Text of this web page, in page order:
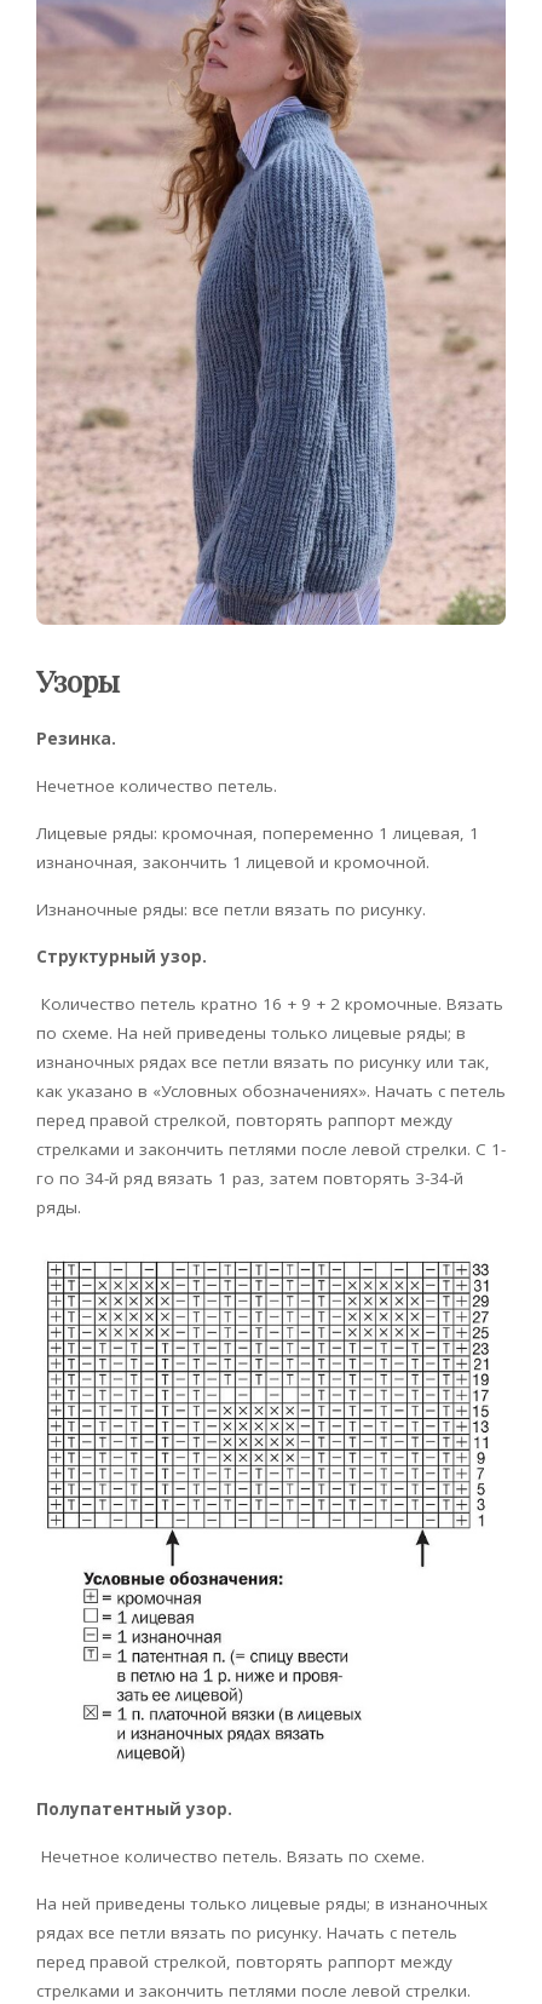
Узоры
Резинка.
Нечетное количество петель.
Лицевые ряды: кромочная, попеременно 1 лицевая, 1
изнаночная, закончить 1 лицевой и кромочной.
Изнаночные ряды: все петли вязать по рисунку.
Структурный узор.
Количество петель кратно 16 + 9 + 2 кромочные. Вязать
по схеме. На ней приведены только лицевые ряды; в
изнаночных рядах все петли вязать по рисунку или так,
как указано в «Условных обозначениях». Начать с петель
перед правой стрелкой, повторять раппорт между
стрелками и закончить петлями после левой стрелки. С 1-
го по 34-й ряд вязать 1 раз, затем повторять 3-34-й
ряды.
Полупатентный узор.
Нечетное количество петель. Вязать по схеме.
На ней приведены только лицевые ряды; в изнаночных
рядах все петли вязать по рисунку. Начать с петель
перед правой стрелкой, повторять раппорт между
стрелками и закончить петлями после левой стрелки.